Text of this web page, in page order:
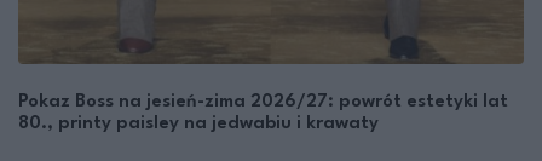
Pokaz Boss na jesień-zima 2026/27: powrót estetyki lat
80., printy paisley na jedwabiu i krawaty